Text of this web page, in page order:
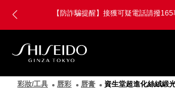
【防詐騙提醒】接獲可疑電話請撥
資
生彩妝/工具 唇彩 唇膏 資生堂超進化絲絨緞